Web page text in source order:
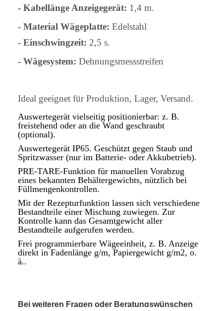
- Kabellänge Anzeigegerät: 1,4 m.
- Material Wägeplatte: Edelstahl
- Einschwingzeit: 2,5 s.
- Wägesystem: Dehnungsmessstreifen
Ideal geeignet für Produktion, Lager, Versand.
Auswertegerät vielseitig positionierbar: z. B.
freistehend oder an die Wand geschraubt
(optional).
Auswertegerät IP65. Geschützt gegen Staub und
Spritzwasser (nur im Batterie- oder Akkubetrieb).
PRE-TARE-Funktion für manuellen Vorabzug
eines bekannten Behältergewichts, nützlich bei
Füllmengenkontrollen.
Mit der Rezepturfunktion lassen sich verschiedene
Bestandteile einer Mischung zuwiegen. Zur
Kontrolle kann das Gesamtgewicht aller
Bestandteile aufgerufen werden.
Frei programmierbare Wägeeinheit, z. B. Anzeige
direkt in Fadenlänge g/m, Papiergewicht g/m2, o.
ä..
Bei weiteren Fragen oder Beratungswünschen